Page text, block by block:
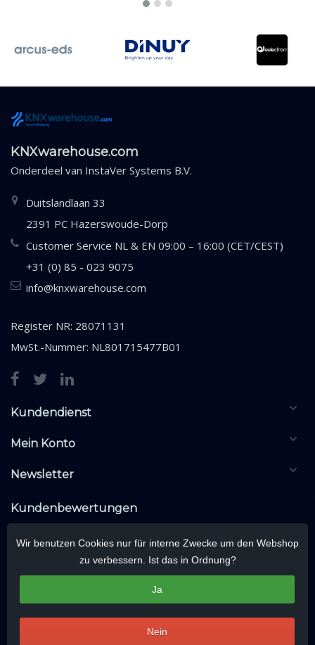
KNXwarehouse.com
Onderdeel van InstaVer Systems B.V.
Duitslandlaan 33
2391 PC Hazerswoude-Dorp
Customer Service NL & EN 09:00 – 16:00 (CET/CEST)
+31 (0) 85 - 023 9075
info@knxwarehouse.com
Register NR: 28071131
MwSt.-Nummer: NL801715477B01
Kundendienst
Mein Konto
Newsletter
Kundenbewertungen
Wir benutzen Cookies nur für interne Zwecke um den Webshop
zu verbessern. Ist das in Ordnung?
Ja
Nein